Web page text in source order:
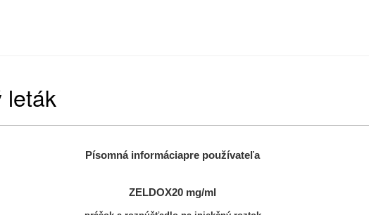
leták
Písomná informáciapre používateľa
ZELDOX20 mg/ml